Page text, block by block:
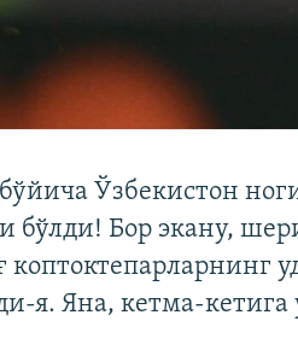
Ўзбекистон
бўлди! Бор экану,
коптоктепарларнинг
я. Яна, кетма-